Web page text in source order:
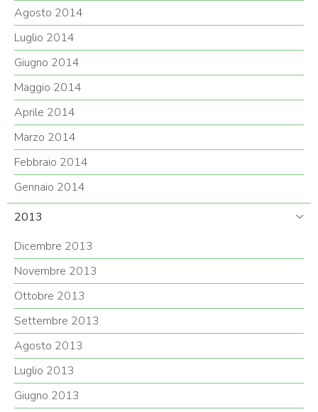
Agosto 2014
Luglio 2014
Giugno 2014
Maggio 2014
Aprile 2014
Marzo 2014
Febbraio 2014
Gennaio 2014
2013
Dicembre 2013
Novembre 2013
Ottobre 2013
Settembre 2013
Agosto 2013
Luglio 2013
Giugno 2013